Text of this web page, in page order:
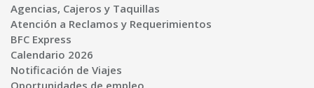
Agencias, Cajeros y Taquillas
Atención a Reclamos y Requerimientos
BFC Express
Calendario 2026
Notificación de Viajes
Oportunidades de empleo